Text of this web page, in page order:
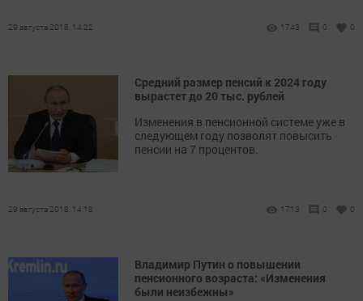
29 августа 2018, 14:22 1743 0 0
Средний размер пенсий к 2024 году
вырастет до 20 тыс. рублей
Изменения в пенсионной системе уже в
следующем году позволят повысить
пенсии на 7 процентов.
29 августа 2018, 14:18 1713 0 0
Владимир Путин о повышении
пенсионного возраста: «Изменения
были неизбежны»